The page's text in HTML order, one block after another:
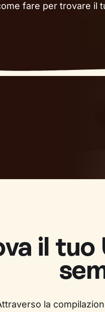
fare per trovare il
il tuo
la